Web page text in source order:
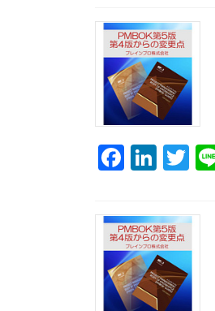
c
e
b
o
o
k
k
e
dI
n
tt
F
c
e
b
o
Li
k
e
dI
n
T
tt